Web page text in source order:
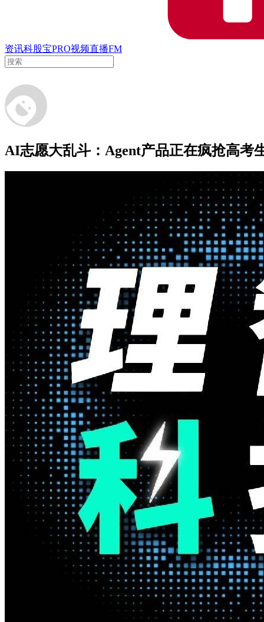
资讯科股宝PRO视频直播FM
AI志愿大乱斗：Agent产品正在疯抢高考